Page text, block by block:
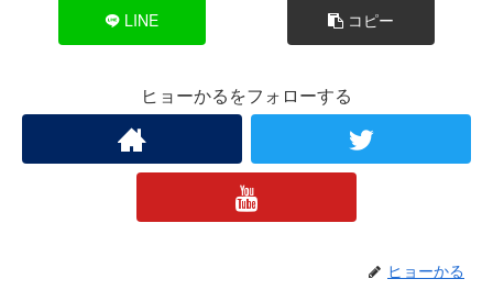
LINE コピー
ヒョーかるをフォローする
ヒョーかる